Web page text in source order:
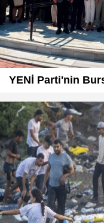
YENİ Parti'nin